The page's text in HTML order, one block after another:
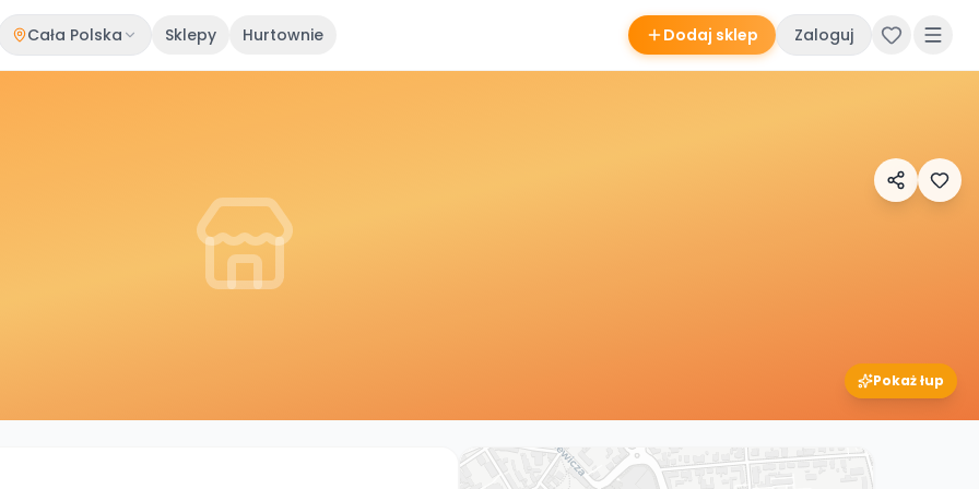
Cała Polska Sklepy Hurtownie Dodaj sklep Zaloguj
Pokaż łup